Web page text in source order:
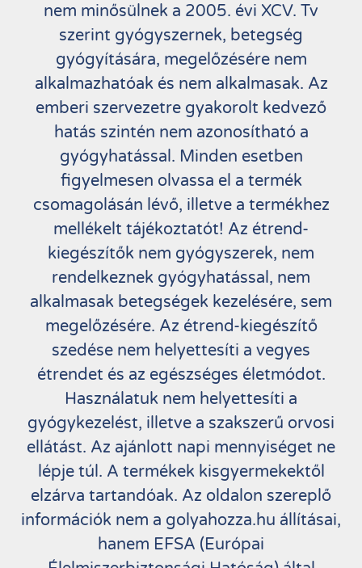
nem minősülnek a 2005. évi XCV. Tv
szerint gyógyszernek, betegség
gyógyítására, megelőzésére nem
alkalmazhatóak és nem alkalmasak. Az
emberi szervezetre gyakorolt kedvező
hatás szintén nem azonosítható a
gyógyhatással. Minden esetben
figyelmesen olvassa el a termék
csomagolásán lévő, illetve a termékhez
mellékelt tájékoztatót! Az étrend-
kiegészítők nem gyógyszerek, nem
rendelkeznek gyógyhatással, nem
alkalmasak betegségek kezelésére, sem
megelőzésére. Az étrend-kiegészítő
szedése nem helyettesíti a vegyes
étrendet és az egészséges életmódot.
Használatuk nem helyettesíti a
gyógykezelést, illetve a szakszerű orvosi
ellátást. Az ajánlott napi mennyiséget ne
lépje túl. A termékek kisgyermekektől
elzárva tartandóak. Az oldalon szereplő
információk nem a golyahozza.hu állításai,
hanem EFSA (Európai